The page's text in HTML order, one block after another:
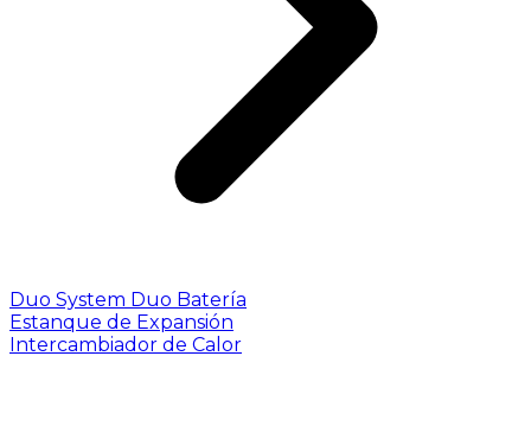
Duo System Duo Batería
Estanque de Expansión
Intercambiador de Calor